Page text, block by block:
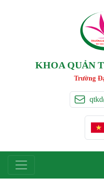
TRƯỜNG
TAY DO
KHOA QUẢN
Trường